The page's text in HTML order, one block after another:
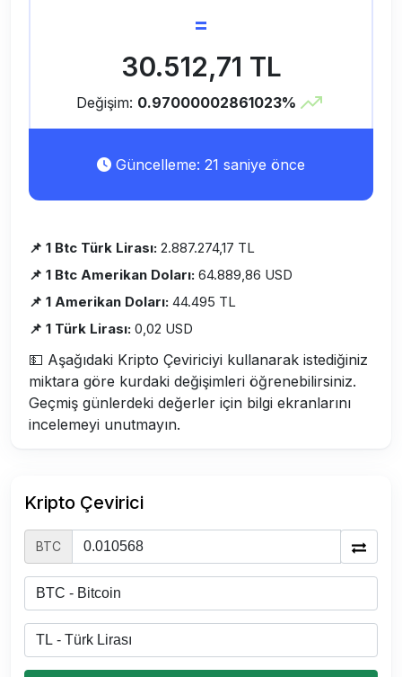
=
30.512,71 TL
Değişim: 0.97000002861023%
Güncelleme: 21 saniye önce
📌 1 Btc Türk Lirası: 2.887.274,17 TL
📌 1 Btc Amerikan Doları: 64.889,86 USD
📌 1 Amerikan Doları: 44.495 TL
📌 1 Türk Lirası: 0,02 USD
💵 Aşağıdaki Kripto Çeviriciyi kullanarak istediğiniz
miktara göre kurdaki değişimleri öğrenebilirsiniz.
Geçmiş günlerdeki değerler için bilgi ekranlarını
incelemeyi unutmayın.
Kripto Çevirici
BTC